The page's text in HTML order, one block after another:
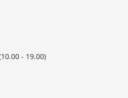
- 19.00)